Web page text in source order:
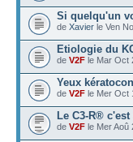
Si quelqu'un
de Xavier le Ven
Etiologie du
de V2F le Mar Oct
Yeux
de V2F le Mer Oct
Le C3-R®
de V2F le Mer Aoû